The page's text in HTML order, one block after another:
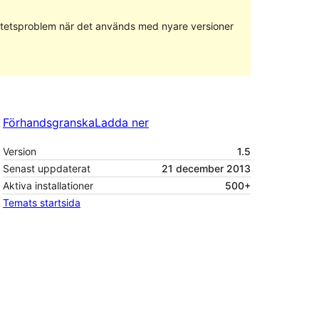
när det används med nyare versioner
FörhandsgranskaLadda ner
Version
1.5
Senast uppdaterat
21 december 2013
Aktiva installationer
500+
Temats startsida